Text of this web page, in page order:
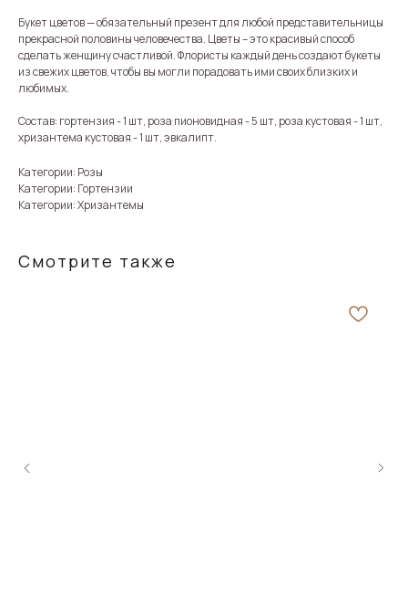
Букет цветов — обязательный презент для любой представительницы
прекрасной половины человечества. Цветы – это красивый способ
сделать женщину счастливой. Флористы каждый день создают букеты
из свежих цветов, чтобы вы могли порадовать ими своих близких и
любимых.
Состав: гортензия - 1 шт, роза пионовидная - 5 шт, роза кустовая - 1 шт,
хризантема кустовая - 1 шт, эвкалипт.
Категории: Розы
Категории: Гортензии
Категории: Хризантемы
Смотрите также